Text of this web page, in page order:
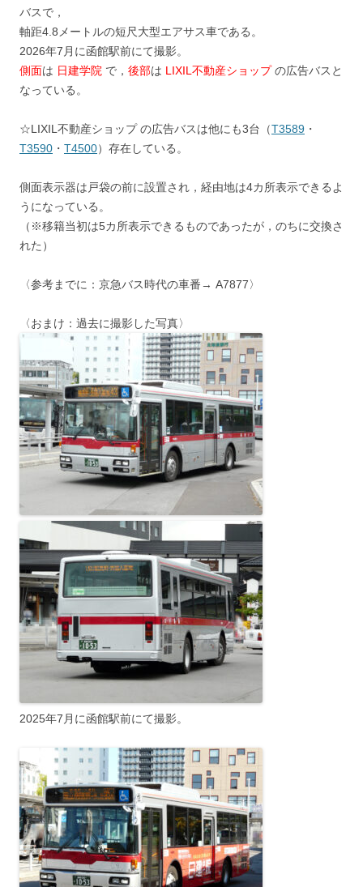
バスで，
軸距4.8メートルの短尺大型エアサス車である。
2026年7月に函館駅前にて撮影。
側面は 日建学院 で， 後部は LIXIL不動産ショップの広告バスと
なっている。
☆LIXIL不動産ショップ の広告バスは他にも3台（T3589 ・
T3590 ・ T4500）存在している。
側面表示器は戸袋の前に設置され，経由地は4カ所表示できるよ
うになっている。
（※移籍当初は5カ所表示できるものであったが，のちに交換さ
れた）
〈参考までに：京急バス時代の車番→ A7877〉
〈おまけ：過去に撮影した写真〉
2025年7月に函館駅前にて撮影。